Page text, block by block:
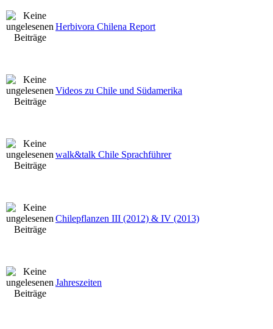
Herbivora Chilena Report
Videos zu Chile und Südamerika
walk&talk Chile Sprachführer
Chilepflanzen III (2012) & IV (2013)
Jahreszeiten